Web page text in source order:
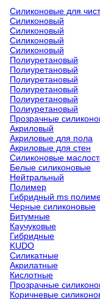
Силиконовые для
Силиконовый
Силиконовый
Силиконовый
Силиконовый
Полиуретановый
Полиуретановый
Полиуретановый
Полиуретановый
Полиуретановый
Полиуретановый
Прозрачные
Акриловый
Акриловые для пола
Акриловые для стен
Силиконовые
Белые силиконовые
Нейтральный
Полимер
Гибридный ms
Черные силиконовые
Битумные
Каучуковые
Гибридные
KUDO
Силикатные
Акрилатные
Кислотные
Прозрачные
Коричневые